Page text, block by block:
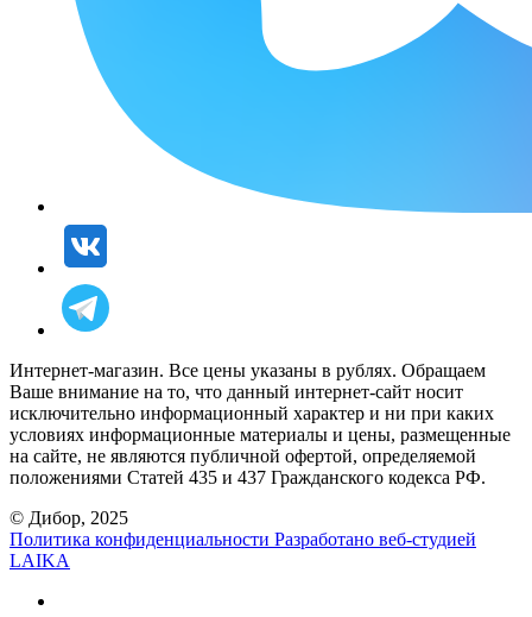
Интернет-магазин. Все цены указаны в рублях. Обращаем
Ваше внимание на то, что данный интернет-сайт носит
исключительно информационный характер и ни при каких
условиях информационные материалы и цены, размещенные
на сайте, не являются публичной офертой, определяемой
положениями Статей 435 и 437 Гражданского кодекса РФ.
© Дибор, 2025
Политика конфиденциальности Разработано веб-студией
LAIKA